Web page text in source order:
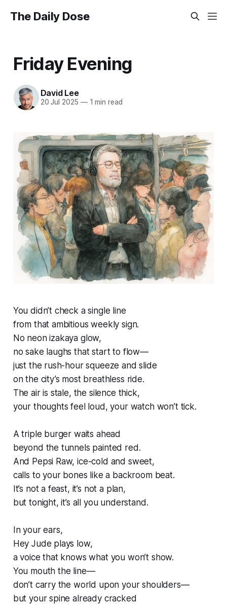
The Daily Dose
Friday Evening
David Lee
20 Jul 2025 —1 min read
You didn’t check a single line
from that ambitious weekly sign.
No neon izakaya glow,
no sake laughs that start to flow—
just the rush-hour squeeze and slide
on the city’s most breathless ride.
The air is stale, the silence thick,
your thoughts feel loud, your watch won’t tick.
A triple burger waits ahead
beyond the tunnels painted red.
And Pepsi Raw, ice-cold and sweet,
calls to your bones like a backroom beat.
It’s not a feast, it’s not a plan,
but tonight, it’s all you understand.
In your ears,
Hey Jude plays low,
a voice that knows what you won’t show.
You mouth the line—
don’t carry the world upon your shoulders—
but your spine already cracked